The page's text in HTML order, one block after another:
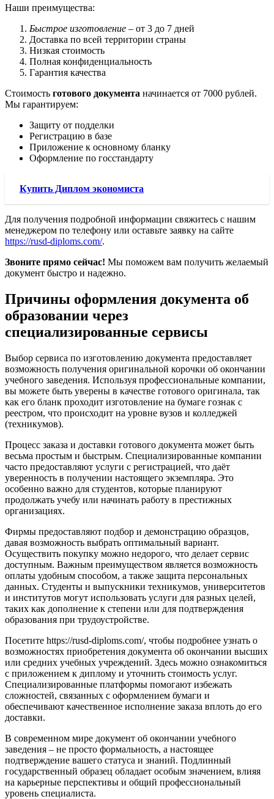
Наши преимущества:
Быстрое изготовление – от 3 до 7 дней
Доставка по всей территории страны
Низкая стоимость
Полная конфиденциальность
Гарантия качества
Стоимость готового документа начинается от 7000 рублей.
Мы гарантируем:
Защиту от подделки
Регистрацию в базе
Приложение к основному бланку
Оформление по госстандарту
Купить Диплом экономиста
Для получения подробной информации свяжитесь с нашим
менеджером по телефону или оставьте заявку на сайте
https://rusd-diploms.com/.
Звоните прямо сейчас! Мы поможем вам получить желаемый
документ быстро и надежно.
Причины оформления документа об
образовании через
специализированные сервисы
Выбор сервиса по изготовлению документа предоставляет
возможность получения оригинальной корочки об окончании
учебного заведения. Используя профессиональные компании,
вы можете быть уверены в качестве готового оригинала, так
как его бланк проходит изготовление на бумаге гознак с
реестром, что происходит на уровне вузов и колледжей
(техникумов).
Процесс заказа и доставки готового документа может быть
весьма простым и быстрым. Специализированные компании
часто предоставляют услуги с регистрацией, что даёт
уверенность в получении настоящего экземпляра. Это
особенно важно для студентов, которые планируют
продолжать учебу или начинать работу в престижных
организациях.
Фирмы предоставляют подбор и демонстрацию образцов,
давая возможность выбрать оптимальный вариант.
Осуществить покупку можно недорого, что делает сервис
доступным. Важным преимуществом является возможность
оплаты удобным способом, а также защита персональных
данных. Студенты и выпускники техникумов, университетов
и институтов могут использовать услуги для разных целей,
таких как дополнение к степени или для подтверждения
образования при трудоустройстве.
Посетите https://rusd-diploms.com/, чтобы подробнее узнать о
возможностях приобретения документа об окончании высших
или средних учебных учреждений. Здесь можно ознакомиться
с приложением к диплому и уточнить стоимость услуг.
Специализированные платформы помогают избежать
сложностей, связанных с оформлением бумаги и
обеспечивают качественное исполнение заказа вплоть до его
доставки.
В современном мире документ об окончании учебного
заведения – не просто формальность, а настоящее
подтверждение вашего статуса и знаний. Подлинный
государственный образец обладает особым значением, влияя
на карьерные перспективы и общий профессиональный
уровень специалиста.